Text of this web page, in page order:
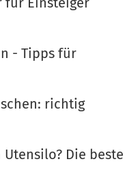
- Tipps für
richtig
Die beste